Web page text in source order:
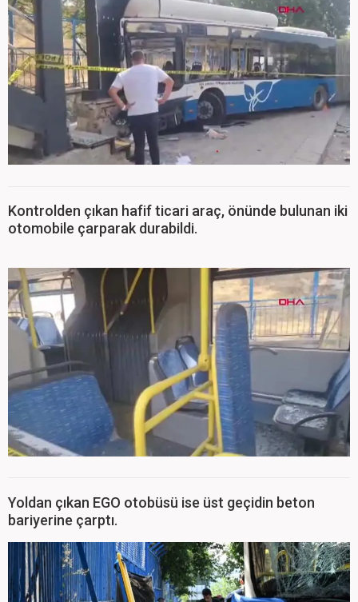
Kontrolden çıkan hafif ticari araç, önünde bulunan iki
otomobile çarparak durabildi.
Yoldan çıkan EGO otobüsü ise üst geçidin beton
bariyerine çarptı.